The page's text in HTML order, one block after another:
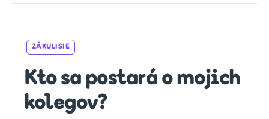
ZÁKULISIE
Kto sa postará o mojich
kolegov?